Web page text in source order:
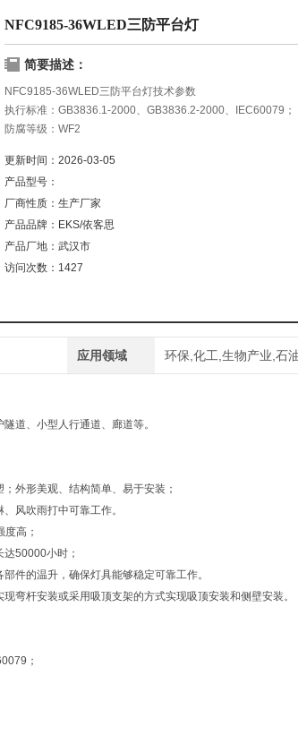
NFC9185-36WLED三防平台灯
简要描述：
NFC9185-36WLED三防平台灯技术参数
执行标准：GB3836.1-2000、GB3836.2-2000、IEC60079；
防腐等级：WF2
额定功率：配装36W、50W
更新时间： 2026-03-05
产品型号：
厂商性质： 生产厂家
产品品牌： EKS/依客思
产品厂地： 武汉市
访问次数： 1427
应用领域 环保,化工,生物产业,石
道、小型人行通道、廊道等。
外形美观、结构简单、易于安装；
风吹雨打中可靠工作。
高；
50000小时；
件的温升，确保灯具能够稳定可靠工作。
弯杆安装或采用吸顶支架的方式实现吸顶安装和侧壁安装。
；